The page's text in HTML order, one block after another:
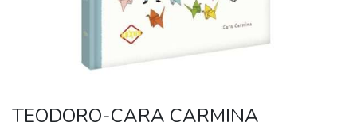
TEODORO-CARA CARMINA